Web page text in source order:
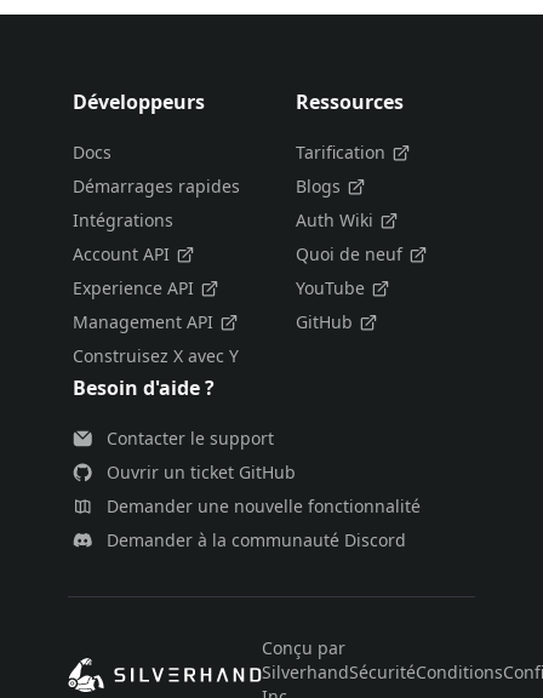
Développeurs
Docs
Démarrages rapides
Intégrations
Account API
Experience API
Management API
Construisez X avec Y
Ressources
Tarification
Blogs
Auth Wiki
Quoi de neuf
YouTube
GitHub
Besoin d'aide ?
Contacter le support
Ouvrir un ticket GitHub
Demander une nouvelle fonctionnalité
Demander à la communauté Discord
Conçu par
SilverhandSécuritéConditions